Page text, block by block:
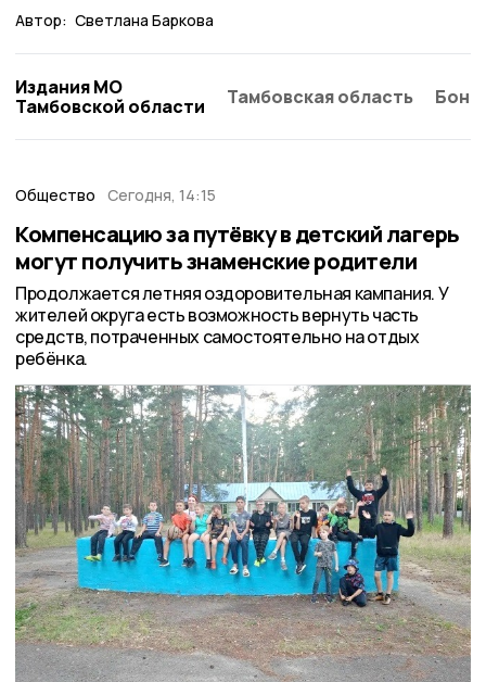
Автор: Светлана Баркова
Издания МО
Тамбовской области
Тамбовская область
Общество Сегодня, 14:15
Компенсацию за путёвку в детский лагерь
могут получить знаменские родители
Продолжается летняя оздоровительная кампания. У
жителей округа есть возможность вернуть часть
средств, потраченных самостоятельно на отдых
ребёнка.